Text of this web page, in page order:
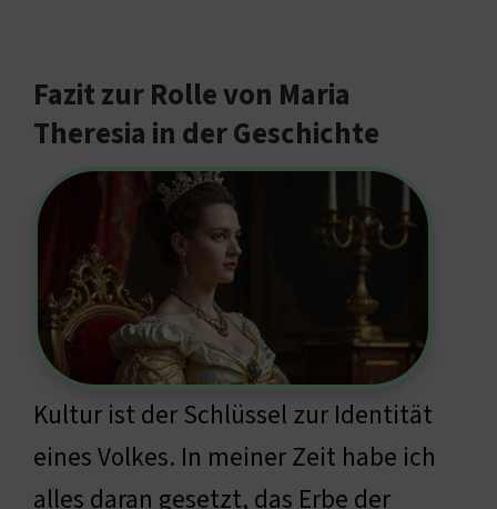
Fazit zur Rolle von Maria
Theresia in der Geschichte
Kultur ist der Schlüssel zur Identität
eines Volkes. In meiner Zeit habe ich
alles daran gesetzt, das Erbe der